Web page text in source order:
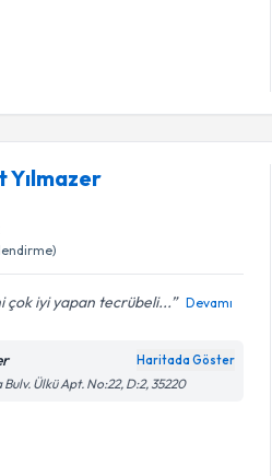
Yılmazer
çok iyi yapan tecrübeli... Devamı
Haritada Göster
Ülkü Apt. No:22, D:2, 35220